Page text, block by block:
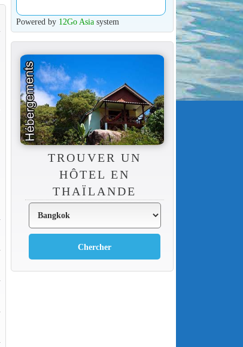
Powered by 12Go Asiasystem
TROUVER UN
HÔTEL EN
THAÏLANDE